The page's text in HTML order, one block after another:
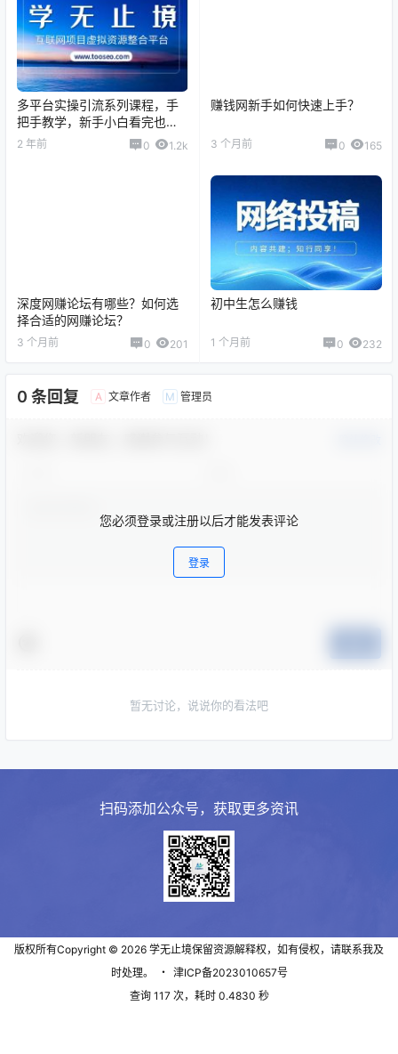
多平台实操引流系列课程，手
把手教学，新手小白看完也可
轻松上手操作！
2 年前 0 1.2k
赚钱网新手如何快速上手？
3 个月前 0 165
深度网赚论坛有哪些？如何选
择合适的网赚论坛？
3 个月前 0 201
初中生怎么赚钱
1 个月前 0 232
0 条回复 A 文章作者 M 管理员
您必须登录或注册以后才能发表评论
登录
暂无讨论，说说你的看法吧
扫码添加公众号，获取更多资讯
版权所有Copyright © 2026 学无止境保留资源解释权，如有侵权，请联系我及
时处理。
・ 津ICP备2023010657号
查询 117 次，耗时 0.4830 秒